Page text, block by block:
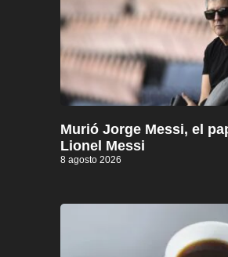
Murió Jorge Messi, el
Lionel Messi
8 agosto 2026